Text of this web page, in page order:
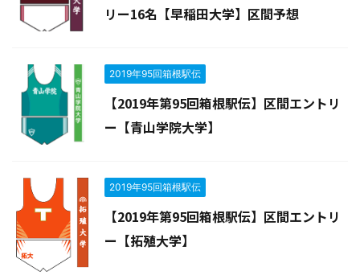
リー16名【早稲田大学】区間予想
2019年95回箱根駅伝
【2019年第95回箱根駅伝】区間エントリ
ー【青山学院大学】
2019年95回箱根駅伝
【2019年第95回箱根駅伝】区間エントリ
ー【拓殖大学】